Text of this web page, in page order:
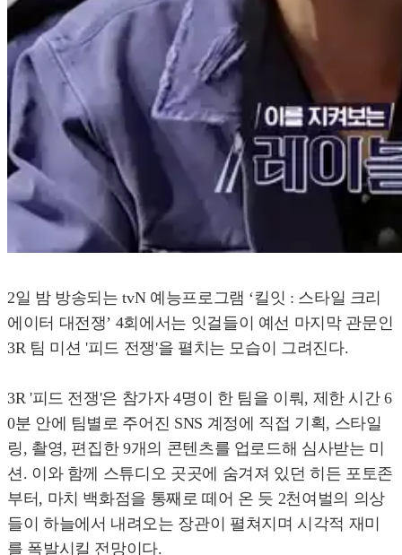
2일 밤 방송되는 tvN 예능프로그램 ‘킬잇 : 스타일 크리
에이터 대전쟁’ 4회에서는 잇걸들이 예선 마지막 관문인
3R 팀 미션 '피드 전쟁'을 펼치는 모습이 그려진다.
3R '피드 전쟁'은 참가자 4명이 한 팀을 이뤄, 제한 시간 6
0분 안에 팀별로 주어진 SNS 계정에 직접 기획, 스타일
링, 촬영, 편집한 9개의 콘텐츠를 업로드해 심사받는 미
션. 이와 함께 스튜디오 곳곳에 숨겨져 있던 히든 포토존
부터, 마치 백화점을 통째로 떼어 온 듯 2천여벌의 의상
들이 하늘에서 내려오는 장관이 펼쳐지며 시각적 재미
를 폭발시킬 전망이다.